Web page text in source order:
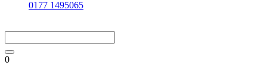
0177 1495065
0